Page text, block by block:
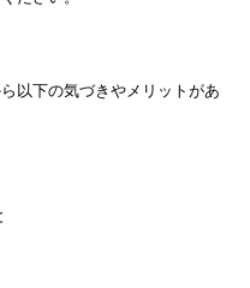
以下の気づきやメリットがあ